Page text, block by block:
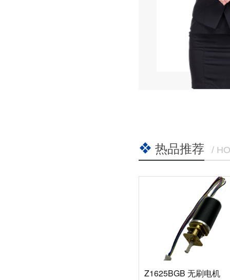
热品推荐 /
Z1625BGB 无刷电机